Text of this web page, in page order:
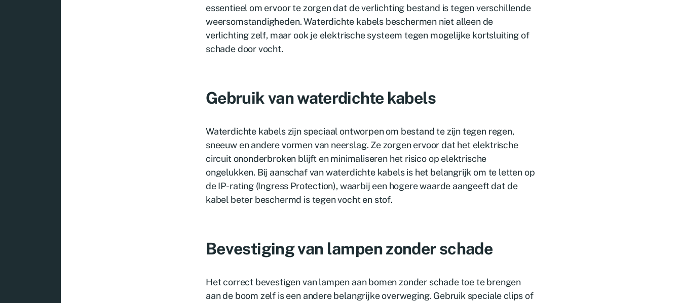
essentieel om ervoor te zorgen dat de verlichting bestand is tegen verschillende
weersomstandigheden. Waterdichte kabels beschermen niet alleen de
verlichting zelf, maar ook je elektrische systeem tegen mogelijke kortsluiting of
schade door vocht.
Gebruik van waterdichte kabels
Waterdichte kabels zijn speciaal ontworpen om bestand te zijn tegen regen,
sneeuw en andere vormen van neerslag. Ze zorgen ervoor dat het elektrische
circuit ononderbroken blijft en minimaliseren het risico op elektrische
ongelukken. Bij aanschaf van waterdichte kabels is het belangrijk om te letten op
de IP-rating (Ingress Protection), waarbij een hogere waarde aangeeft dat de
kabel beter beschermd is tegen vocht en stof.
Bevestiging van lampen zonder schade
Het correct bevestigen van lampen aan bomen zonder schade toe te brengen
aan de boom zelf is een andere belangrijke overweging. Gebruik speciale clips of